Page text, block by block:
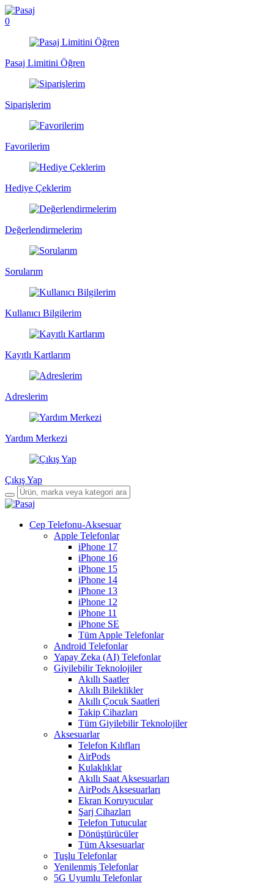
0
Pasaj Limitini Öğren
Siparişlerim
Favorilerim
Hediye Çeklerim
Değerlendirmelerim
Sorularım
Kullanıcı Bilgilerim
Kayıtlı Kartlarım
Adreslerim
Yardım Merkezi
Çıkış Yap
Cep Telefonu-Aksesuar
Apple Telefonlar
iPhone 17
iPhone 16
iPhone 15
iPhone 14
iPhone 13
iPhone 12
iPhone 11
iPhone SE
Tüm Apple Telefonlar
Android Telefonlar
Yapay Zeka (AI) Telefonlar
Giyilebilir Teknolojiler
Akıllı Saatler
Akıllı Bileklikler
Akıllı Çocuk Saatleri
Takip Cihazları
Tüm Giyilebilir Teknolojiler
Aksesuarlar
Telefon Kılıfları
AirPods
Kulaklıklar
Akıllı Saat Aksesuarları
AirPods Aksesuarları
Ekran Koruyucular
Şarj Cihazları
Telefon Tutucular
Dönüştürücüler
Tüm Aksesuarlar
Tuşlu Telefonlar
Yenilenmiş Telefonlar
5G Uyumlu Telefonlar